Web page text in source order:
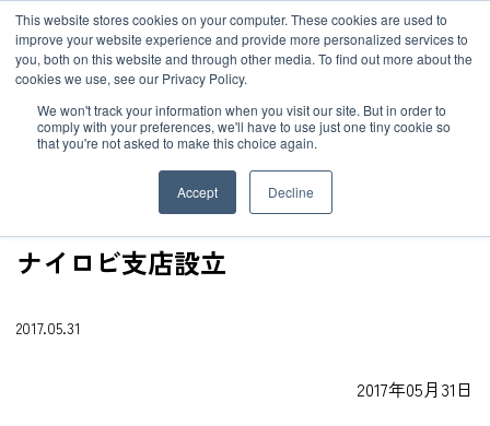
This website stores cookies on your computer. These cookies are used to
improve your website experience and provide more personalized services to
you, both on this website and through other media. To find out more about the
cookies we use, see our Privacy Policy.
We won't track your information when you visit our site. But in order to
comply with your preferences, we'll have to use just one tiny cookie so
that you're not asked to make this choice again.
Accept Decline
お知らせ
グローバルネットワーク
企業情報
サービス
お客様事例
グローバルネットワーク
TOP ニュース ナイロビ支店設立
ナイロビ支店設立
2017.05.31
2017年05月31日